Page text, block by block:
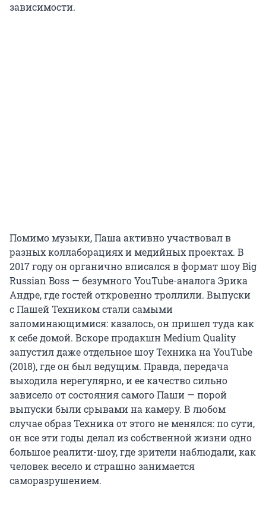
зависимости.
Помимо музыки, Паша активно участвовал в
разных коллаборациях и медийных проектах. В
2017 году он органично вписался в формат шоу Big
Russian Boss — безумного YouTube-аналога Эрика
Андре, где гостей откровенно троллили. Выпуски
с Пашей Техником стали самыми
запоминающимися: казалось, он пришел туда как
к себе домой. Вскоре продакшн Medium Quality
запустил даже отдельное шоу Техника на YouTube
(2018), где он был ведущим. Правда, передача
выходила нерегулярно, и ее качество сильно
зависело от состояния самого Паши — порой
выпуски были срывами на камеру. В любом
случае образ Техника от этого не менялся: по сути,
он все эти годы делал из собственной жизни одно
большое реалити-шоу, где зрители наблюдали, как
человек весело и страшно занимается
саморазрушением.